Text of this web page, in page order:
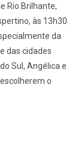
Rio Brilhante,
às 13h30.
da
e das cidades
Sul, Angélica e
o